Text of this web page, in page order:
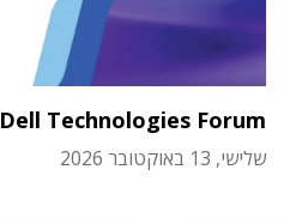
Dell Technologies Forum
שלישי, 13 באוקטובר 2026